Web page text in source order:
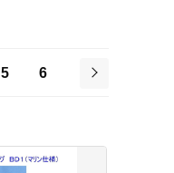
5
6